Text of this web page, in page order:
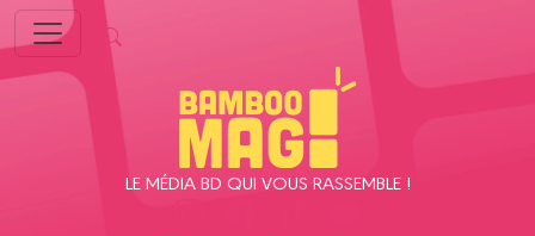
LE MÉDIA BD QUI VOUS RASSEMBLE !
Panneau de gestion des cookies